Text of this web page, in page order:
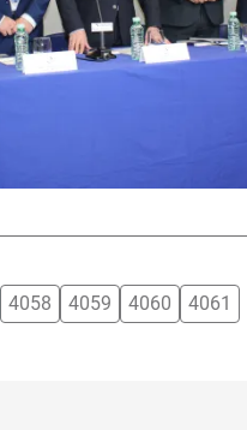
4058 4059 4060 4061